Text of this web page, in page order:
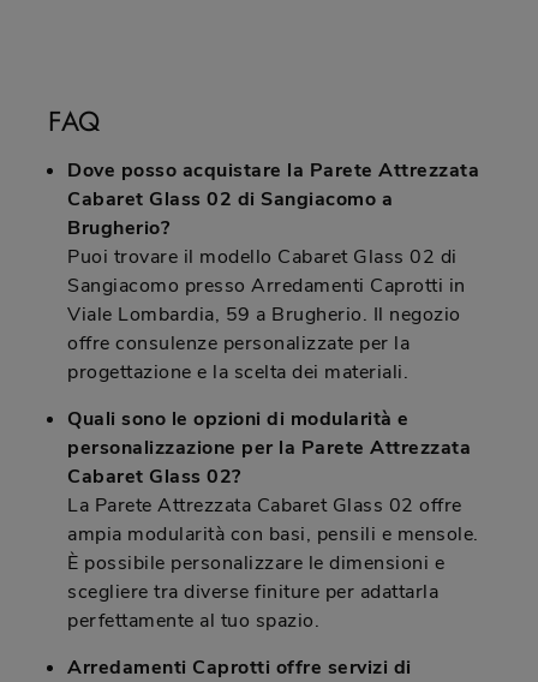
FAQ
Dove posso acquistare la Parete Attrezzata
Cabaret Glass 02 di Sangiacomo a
Brugherio?
Puoi trovare il modello Cabaret Glass 02 di
Sangiacomo presso Arredamenti Caprotti in
Viale Lombardia, 59 a Brugherio. Il negozio
offre consulenze personalizzate per la
progettazione e la scelta dei materiali.
Quali sono le opzioni di modularità e
personalizzazione per la Parete Attrezzata
Cabaret Glass 02?
La Parete Attrezzata Cabaret Glass 02 offre
ampia modularità con basi, pensili e mensole.
È possibile personalizzare le dimensioni e
scegliere tra diverse finiture per adattarla
perfettamente al tuo spazio.
Arredamenti Caprotti offre servizi di